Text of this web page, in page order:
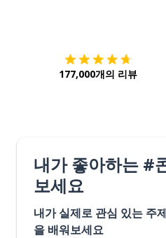
177,000개의 리뷰
내가 좋아하는 #
보세요
내가 실제로 관심 있는 주
을 배워보세요